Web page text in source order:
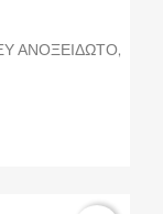
ΑΝΟΞΕΙΔΩΤΟ,